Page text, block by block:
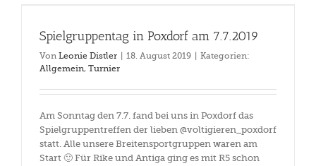
Spielgruppentag in Poxdorf am 7.7.2019
Von Leonie Distler 18. August 2019
Kategorien:
Allgemein, Turnier
Am Sonntag den 7.7. fand bei uns in Poxdorf das
Spielgruppentreffen der lieben @voltigieren_poxdorf
statt. Alle unsere Breitensportgruppen waren am
Start 🙂 Für Rike und Antiga ging es mit R5 schon